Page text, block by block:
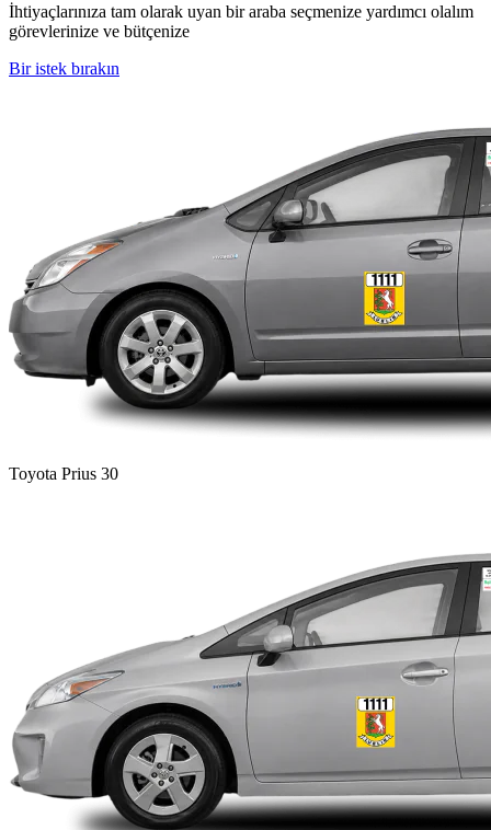
İhtiyaçlarınıza tam olarak uyan bir araba seçmenize yardımcı olalım
görevlerinize ve bütçenize
Bir istek bırakın
Toyota Prius 30